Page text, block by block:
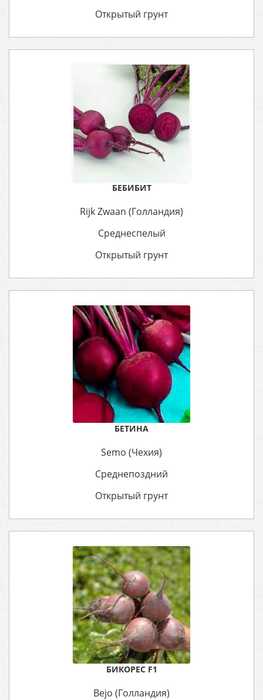
Открытый грунт
БЕБИБИТ
Rijk Zwaan (Голландия)
Среднеспелый
Открытый грунт
БЕТИНА
Semo (Чехия)
Среднепоздний
Открытый грунт
БИКОРЕС F1
Bejo (Голландия)